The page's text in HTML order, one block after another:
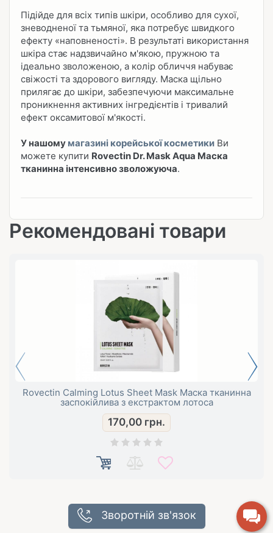
Підійде для всіх типів шкіри, особливо для сухої,
зневодненої та тьмяної, яка потребує швидкого
ефекту «наповненості». В результаті використання
шкіра стає надзвичайно м'якою, пружною та
ідеально зволоженою, а колір обличчя набуває
свіжості та здорового вигляду. Маска щільно
прилягає до шкіри, забезпечуючи максимальне
проникнення активних інгредієнтів і тривалий
ефект оксамитової м'якості.
У нашому магазині корейської косметики Ви
можете купити Rovectin Dr. Mask Aqua Маска
тканинна інтенсивно зволожуюча.
Рекомендовані товари
Rovectin Calming Lotus Sheet Mask Маска тканинна
заспокійлива з екстрактом лотоса
170,00 грн.
Зворотній зв'язок